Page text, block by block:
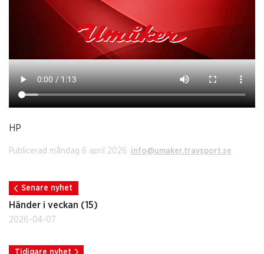
HP
Publicerad måndag 6 april 2026. info@umaker.travsport.se
Senare nyhet
Händer i veckan (15)
2026-04-07
Tidigare nyhet